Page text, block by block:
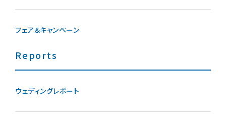
フェア＆キャンペーン
Reports
ウェディングレポート